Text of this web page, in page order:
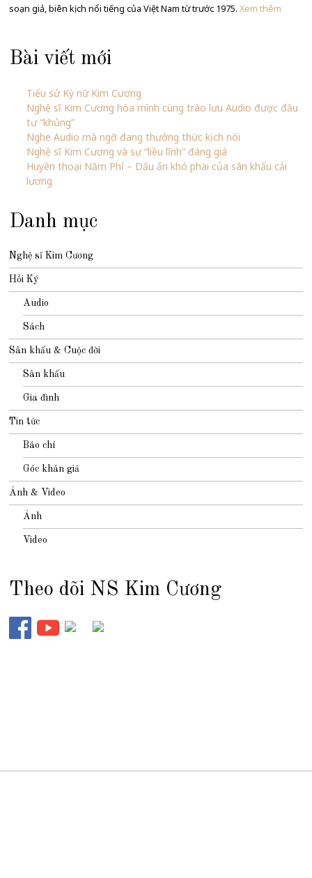
soạn giả, biên kịch nổi tiếng của Việt Nam từ trước 1975.Xem thêm
Bài viết mới
Tiểu sử Kỳ nữ Kim Cương
Nghệ sĩ Kim Cương hòa mình cùng trào lưu Audio được đầu
tư “khủng”
Nghe Audio mà ngỡ đang thưởng thức kịch nói
Nghệ sĩ Kim Cương và sự “liều lĩnh” đáng giá
Huyền thoại Năm Phỉ – Dấu ấn khó phai của sân khấu cải
lương
Danh mục
Nghệ sĩ Kim Cương
Hồi Ký
Audio
Sách
Sân khấu & Cuộc đời
Sân khấu
Gia đình
Tin tức
Báo chí
Góc khán giả
Ảnh & Video
Ảnh
Video
Theo dõi NS Kim Cương